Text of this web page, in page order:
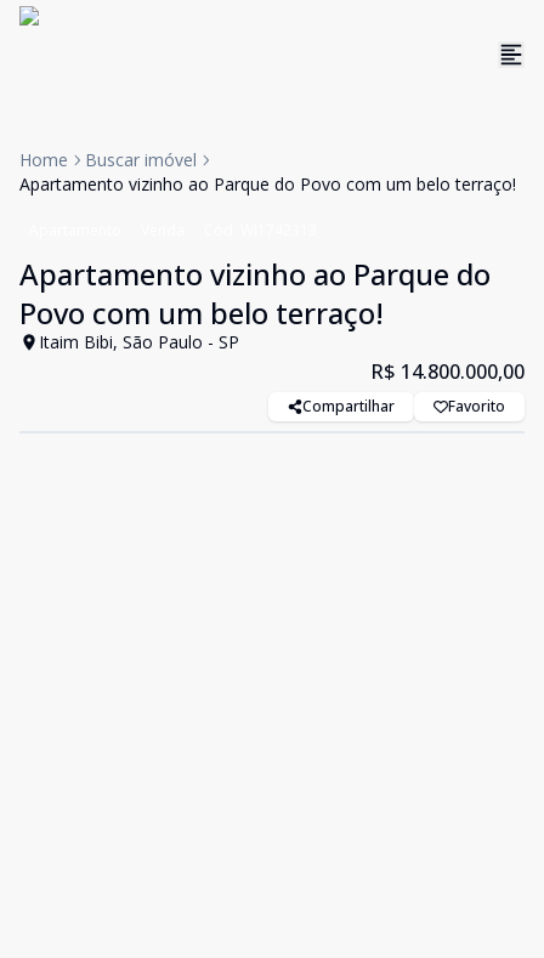
Home
Buscar imóvel
Apartamento vizinho ao Parque do Povo com um belo terraço!
Apartamento vizinho ao Parque do
Povo com um belo terraço!
Itaim Bibi, São Paulo - SP
R$ 14.800.000,00
Compartilhar Favorito